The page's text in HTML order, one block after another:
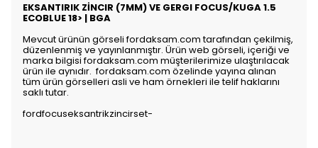
EKSANTIRIK ZİNCIR (7MM) VE GERGI FOCUS/KUGA 1.5
ECOBLUE 18> | BGA
Mevcut ürünün görseli fordaksam.com tarafından çekilmiş,
düzenlenmiş ve yayınlanmıştır. Ürün web görseli, içeriği ve
marka bilgisi fordaksam.com müşterilerimize ulaştırılacak
ürün ile aynıdır. fordaksam.com özelinde yayına alınan
tüm ürün görselleri asli ve ham örnekleri ile telif haklarını
saklı tutar.
fordfocuseksantrikzincirset-